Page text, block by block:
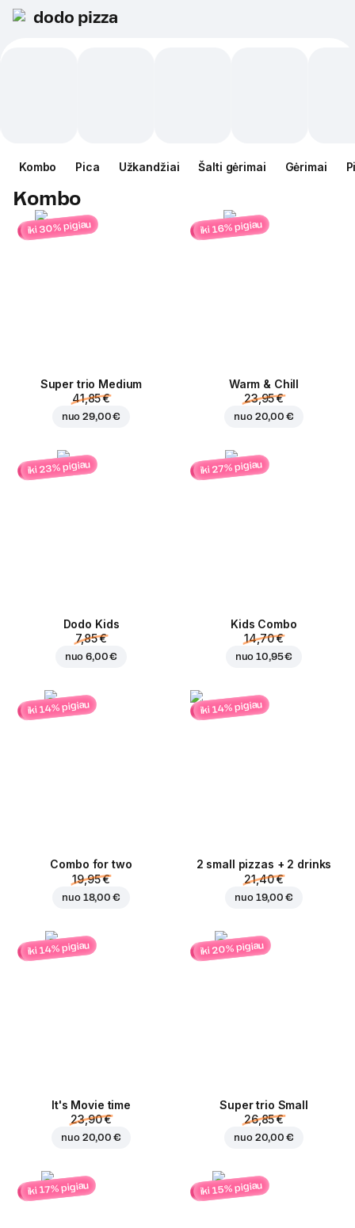
dodo pizza
Kombo Pica Užkandžiai Šalti gėrimai Gėrimai
Kombo
iki 30% pigiau
Super trio Medium
41,85 €
nuo29,00 €
iki 16% pigiau
Warm & Chill
23,95 €
nuo 20,00 €
iki 23% pigiau
Dodo Kids
7,85 €
nuo6,00 €
iki 27% pigiau
Kids Combo
14,70 €
nuo10,95 €
iki 14% pigiau
Combo for two
19,95 €
nuo 18,00 €
iki 14% pigiau
2 small pizzas + 2 drinks
21,40 €
nuo 19,00 €
iki 14% pigiau
It's Movie time
23,90 €
nuo 20,00 €
iki 20% pigiau
Super trio Small
26,85 €
nuo 20,00 €
iki 17% pigiau iki 15% pigiau